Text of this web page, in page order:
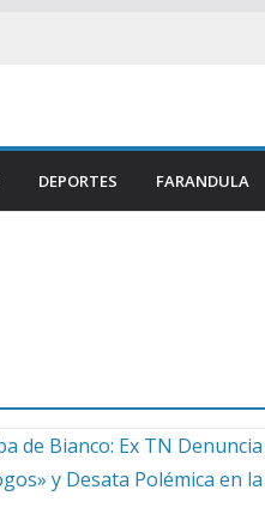
DEPORTES FARANDULA